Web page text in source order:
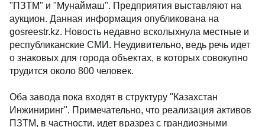
"ПЗТМ" и "Мунаймаш". Предприятия выставляют на
аукцион. Данная информация опубликована на
gosreestr.kz. Новость недавно всколыхнула местные и
республиканские СМИ. Неудивительно, ведь речь идет
о знаковых для города объектах, в которых совокупно
трудится около 800 человек.
Оба завода пока входят в структуру "Казахстан
Инжиниринг". Примечательно, что реализация активов
ПЗТМ, в частности, идет вразрез с грандиозными